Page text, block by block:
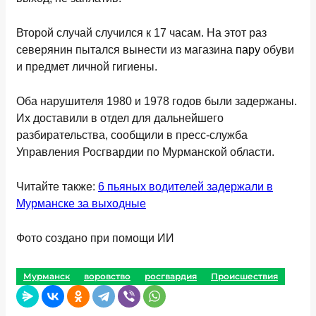
Второй случай случился к 17 часам. На этот раз
северянин пытался вынести из магазина пару обуви
и предмет личной гигиены.
Оба нарушителя 1980 и 1978 годов были задержаны.
Их доставили в отдел для дальнейшего
разбирательства, сообщили в пресс-служба
Управления Росгвардии по Мурманской области.
Читайте также: 6 пьяных водителей задержали в
Мурманске за выходные
Фото создано при помощи ИИ
Мурманск воровство росгвардия Происшествия